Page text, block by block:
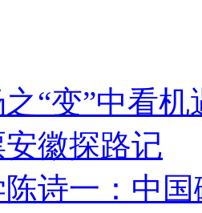
之“变”中看
徽探路记
诗一：中